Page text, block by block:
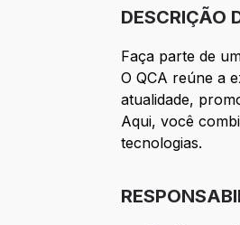
DESCRIÇÃO
Faça parte de
O QCA reúne a
atualidade,
Aqui, você
tecnologias.